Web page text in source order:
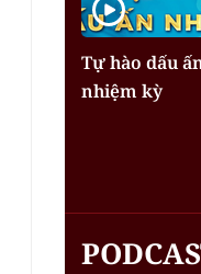
Tự hào dấu
nhiệm kỳ